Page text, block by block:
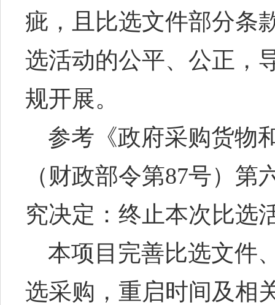
疵，且比选文件部分条
选活动的公平、公正，
规开展。
参考《政府采购货物
（财政部令第87号）第
究决定： 终止本次比选
本项目完善比选文件
选采购，重启时间及相